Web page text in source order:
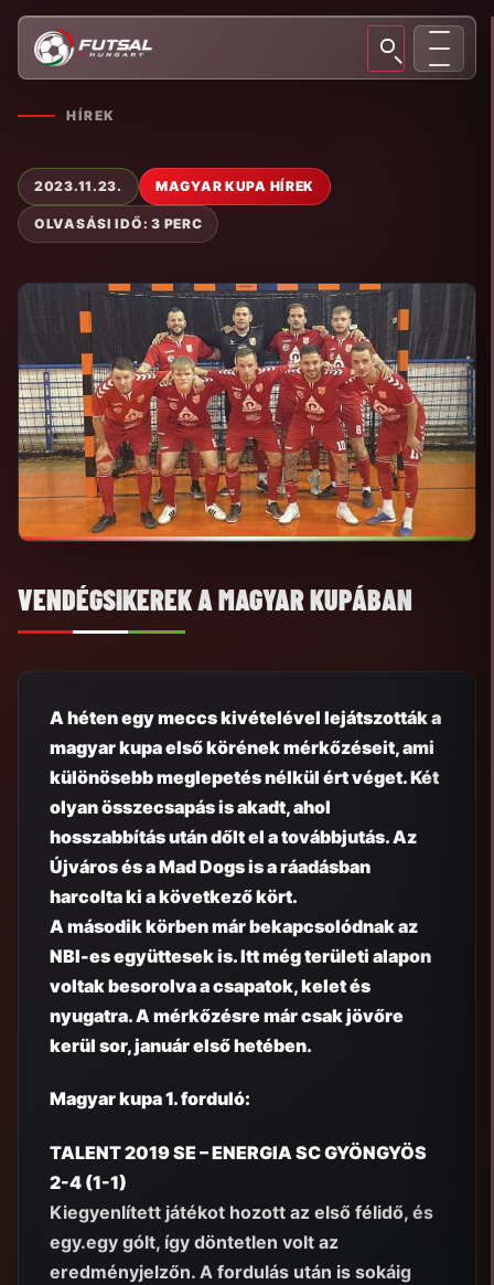
HÍREK
2023.11.23. MAGYAR KUPA HÍREK
OLVASÁSI IDŐ: 3 PERC
VENDÉGSIKEREK A MAGYAR KUPÁBAN
A héten egy meccs kivételével lejátszották a
magyar kupa első körének mérkőzéseit, ami
különösebb meglepetés nélkül ért véget. Két
olyan összecsapás is akadt, ahol
hosszabbítás után dőlt el a továbbjutás. Az
Újváros és a Mad Dogs is a ráadásban
harcolta ki a következő kört.
A második körben már bekapcsolódnak az
NBI-es együttesek is. Itt még területi alapon
voltak besorolva a csapatok, kelet és
nyugatra. A mérkőzésre már csak jövőre
kerül sor, január első hetében.
Magyar kupa 1. forduló:
TALENT 2019 SE – ENERGIA SC GYÖNGYÖS
2-4 (1-1)
Kiegyenlített játékot hozott az első félidő, és
egy.egy gólt, így döntetlen volt az
eredményjelzőn. A fordulás után is sokáig